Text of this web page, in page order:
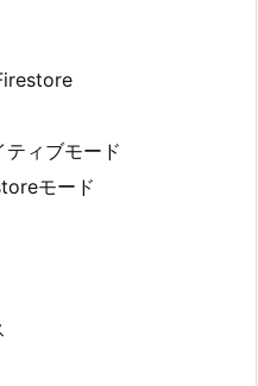
ィブモード
モード